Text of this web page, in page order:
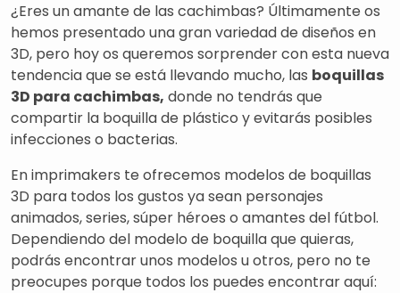
¿Eres un amante de las cachimbas? Últimamente os
hemos presentado una gran variedad de diseños en
3D, pero hoy os queremos sorprender con esta nueva
tendencia que se está llevando mucho, las boquillas
3D para cachimbas, donde no tendrás que
compartir la boquilla de plástico y evitarás posibles
infecciones o bacterias.
En imprimakers te ofrecemos modelos de boquillas
3D para todos los gustos ya sean personajes
animados, series, súper héroes o amantes del fútbol.
Dependiendo del modelo de boquilla que quieras,
podrás encontrar unos modelos u otros, pero no te
preocupes porque todos los puedes encontrar aquí: